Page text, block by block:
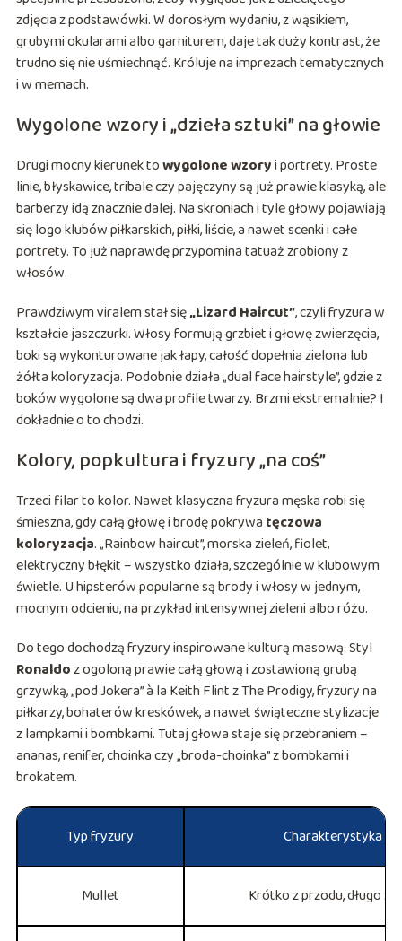
zdjęcia z podstawówki. W dorosłym wydaniu, z wąsikiem,
grubymi okularami albo garniturem, daje tak duży kontrast, że
trudno się nie uśmiechnąć. Króluje na imprezach tematycznych
i w memach.
Wygolone wzory i „dzieła sztuki” na głowie
Drugi mocny kierunek towygolone wzoryi portrety. Proste
linie, błyskawice, tribale czy pajęczyny są już prawie klasyką, ale
barberzy idą znacznie dalej. Na skroniach i tyle głowy pojawiają
się logo klubów piłkarskich, piłki, liście, a nawet scenki i całe
portrety. To już naprawdę przypomina tatuaż zrobiony z
włosów.
Prawdziwym viralem stał się„Lizard Haircut”, czyli fryzura w
kształcie jaszczurki. Włosy formują grzbiet i głowę zwierzęcia,
boki są wykonturowane jak łapy, całość dopełnia zielona lub
żółta koloryzacja. Podobnie działa „dual face hairstyle”, gdzie z
boków wygolone są dwa profile twarzy. Brzmi ekstremalnie? I
dokładnie o to chodzi.
Kolory, popkultura i fryzury „na coś”
Trzeci filar to kolor. Nawet klasyczna fryzura męska robi się
śmieszna, gdy całą głowę i brodę pokrywa tęczowa
koloryzacja. „Rainbow haircut”, morska zieleń, fiolet,
elektryczny błękit – wszystko działa, szczególnie w klubowym
świetle. U hipsterów popularne są brody i włosy w jednym,
mocnym odcieniu, na przykład intensywnej zieleni albo różu.
Do tego dochodzą fryzury inspirowane kulturą masową. Styl
Ronaldoz ogoloną prawie całą głową i zostawioną grubą
grzywką, „pod Jokera” à la Keith Flint z The Prodigy, fryzury na
piłkarzy, bohaterów kreskówek, a nawet świąteczne stylizacje
z lampkami i bombkami. Tutaj głowa staje się przebraniem –
ananas, renifer, choinka czy „broda-choinka” z bombkami i
brokatem.
Typ fryzury Charakterystyka
Mullet Krótko z przodu, długo z